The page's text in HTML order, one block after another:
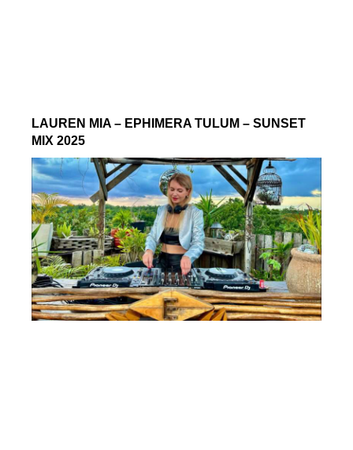
LAUREN MIA – EPHIMERA TULUM – SUNSET
MIX 2025